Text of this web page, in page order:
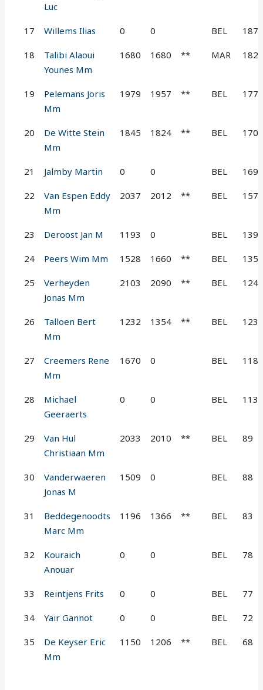
Luc
17 Willems Ilias 0 0 BEL 187
18
Talibi Alaoui
Younes Mm
1680 1680 ** MAR 182
19
Pelemans Joris
Mm
1979 1957 ** BEL 177
20
De Witte Stein
Mm
1845 1824 ** BEL 170
21 Jalmby Martin 0 0 BEL 169
22
Van Espen Eddy
Mm
2037 2012 ** BEL 157
23 Deroost Jan M 1193 0 BEL 139
24 Peers Wim Mm 1528 1660 ** BEL 135
25
Verheyden
Jonas Mm
2103 2090 ** BEL 124
26
Talloen Bert
Mm
1232 1354 ** BEL 123
27
Creemers Rene
Mm
1670 0 BEL 118
28
Michael
Geeraerts
0 0 BEL 113
29
Van Hul
Christiaan Mm
2033 2010 ** BEL 89
30
Vanderwaeren
Jonas M
1509 0 BEL 88
31
Beddegenoodts
Marc Mm
1196 1366 ** BEL 83
32
Kouraich
Anouar
0 0 BEL 78
33 Reintjens Frits 0 0 BEL 77
34 Yair Gannot 0 0 BEL 72
35
De Keyser Eric
Mm
1150 1206 ** BEL 68